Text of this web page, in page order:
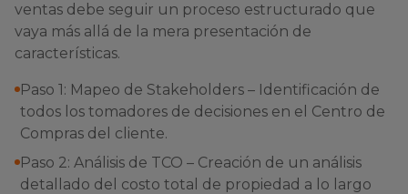
ventas debe seguir un proceso estructurado que
vaya más allá de la mera presentación de
características.
Paso 1: Mapeo de Stakeholders – Identificación de
todos los tomadores de decisiones en el Centro de
Compras del cliente.
Paso 2: Análisis de TCO – Creación de un análisis
detallado del costo total de propiedad a lo largo